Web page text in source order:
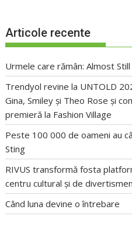
Articole recente
Urmele care rămân: Almost Still
Trendyol revine la UNTOLD
Gina, Smiley și Theo Rose și
premieră la Fashion Village
Peste 100 000 de oameni au
Sting
RIVUS transformă fosta
centru cultural și de
Când luna devine o întrebare